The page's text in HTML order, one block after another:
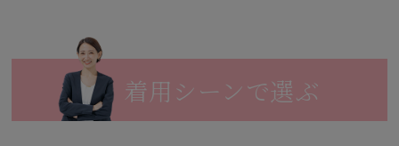
着用シーンで選ぶ